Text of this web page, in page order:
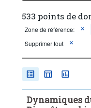
533 points de
Zone de référence:
Supprimer tout
Dynamiques